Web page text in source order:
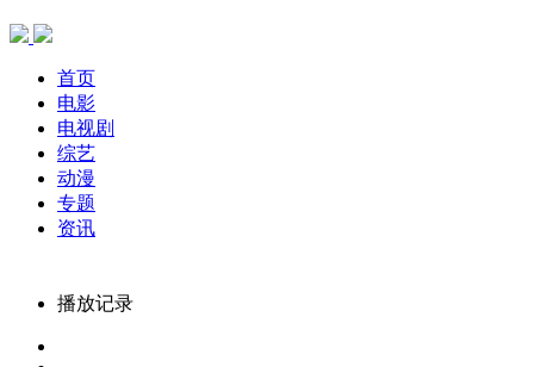
首页
电影
电视剧
综艺
动漫
专题
资讯
播放记录